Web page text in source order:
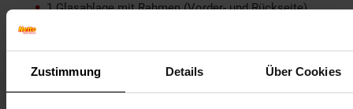
Zustimmung Details Über Cookies
1 Glasablage mit Rahmen (Vorder- und Rückseite)
1 Eierablage
1 Eiswürfelbereiter